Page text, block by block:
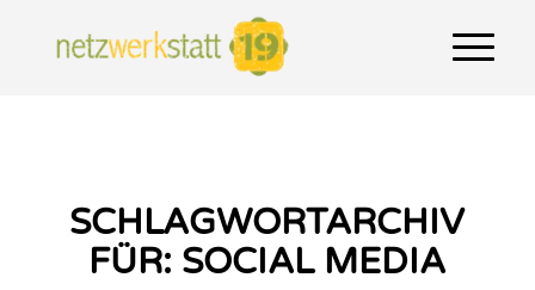
SCHLAGWORTARCHIV
FÜR: SOCIAL MEDIA